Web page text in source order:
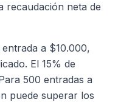
recaudación neta de
a $10.000,
El 15% de
500 entradas a
puede superar los